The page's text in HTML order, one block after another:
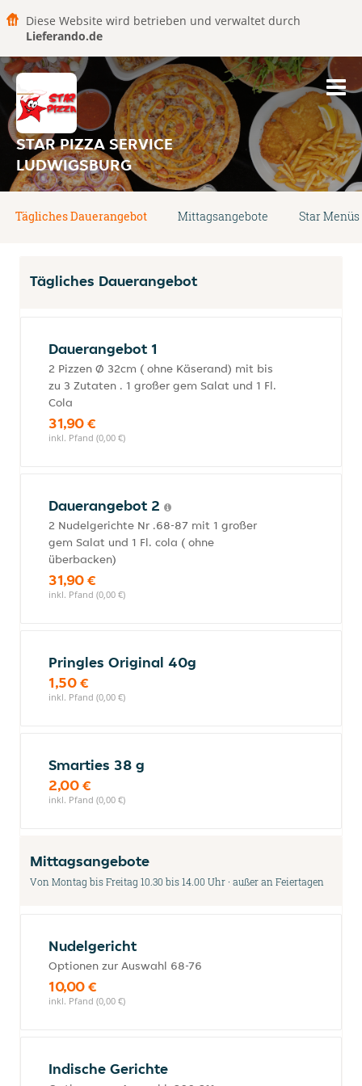
Diese Website wird betrieben und verwaltet durch
Lieferando.de
STAR PIZZA SERVICE
LUDWIGSBURG
Tägliches Dauerangebot Mittagsangebote Star
Tägliches Dauerangebot
Dauerangebot 1
2 Pizzen Ø 32cm ( ohne Käserand) mit bis
zu 3 Zutaten . 1 großer gem Salat und 1 Fl.
Cola
31,90 €
inkl. Pfand (0,00 €)
Dauerangebot 2
2 Nudelgerichte Nr .68-87 mit 1 großer
gem Salat und 1 Fl. cola ( ohne
überbacken)
31,90 €
inkl. Pfand (0,00 €)
Pringles Original 40g
1,50 €
inkl. Pfand (0,00 €)
Smarties 38 g
2,00 €
inkl. Pfand (0,00 €)
Mittagsangebote
Von Montag bis Freitag 10.30 bis 14.00 Uhr · außer an Feiertagen
Nudelgericht
Optionen zur Auswahl 68-76
10,00 €
inkl. Pfand (0,00 €)
Indische Gerichte